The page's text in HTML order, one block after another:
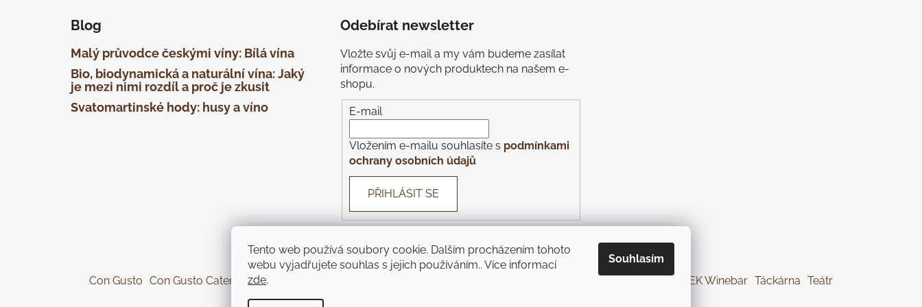
Tento web používá soubory cookie. Dalším procházením tohoto
webu vyjadřujete souhlas s jejich používáním.. Více informací
zde.
Souhlasím
Blog
Malý průvodce českými víny: Bílá vína
Bio, biodynamická a naturální vína: Jaký
je mezi nimi rozdíl a proč je zkusit
Svatomartinské hody: husy a víno
Odebírat newsletter
Vložte svůj e-mail a my vám budeme zasílat
informace o nových produktech na našem e-
shopu.
E-mail
Vložením e-mailu souhlasíte s podmínkami
ochrany osobních údajů
PŘIHLÁSIT SE
Con Gusto Con Gusto Catering KOREK Wines KOREK Winebar Táckárna Teátr